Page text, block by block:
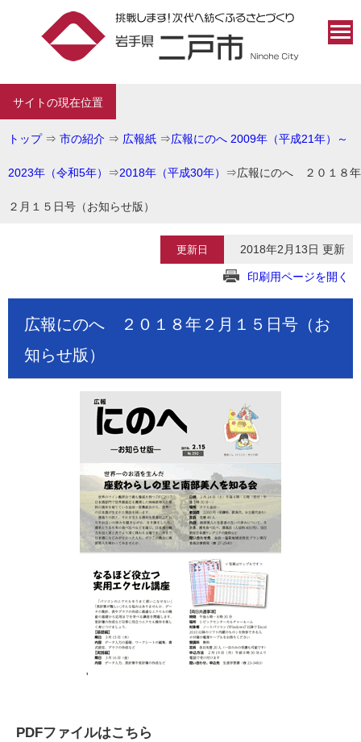
サイトの現在位置
トップ⇒ 市の紹介 ⇒ 広報紙 ⇒広報にのへ 2009年（平成21年）～
2023年（令和5年） ⇒2018年（平成30年） ⇒広報にのへ ２０１８年
２月１５日号（お知らせ版）
更新日 2018年2月13日 更新
印刷用ページを開く
広報にのへ ２０１８年２月１５日号（お
知らせ版）
PDFファイルはこちら